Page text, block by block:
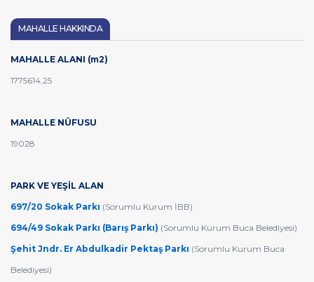
MAHALLE HAKKINDA
MAHALLE ALANI (m2)
1775614,25
MAHALLE NÜFUSU
19028
PARK VE YEŞİL ALAN
697/20 Sokak Parkı (Sorumlu Kurum İBB)
694/49 Sokak Parkı (Barış Parkı) (Sorumlu Kurum Buca Belediyesi)
Şehit Jndr. Er Abdulkadir Pektaş Parkı (Sorumlu Kurum Buca
Belediyesi)